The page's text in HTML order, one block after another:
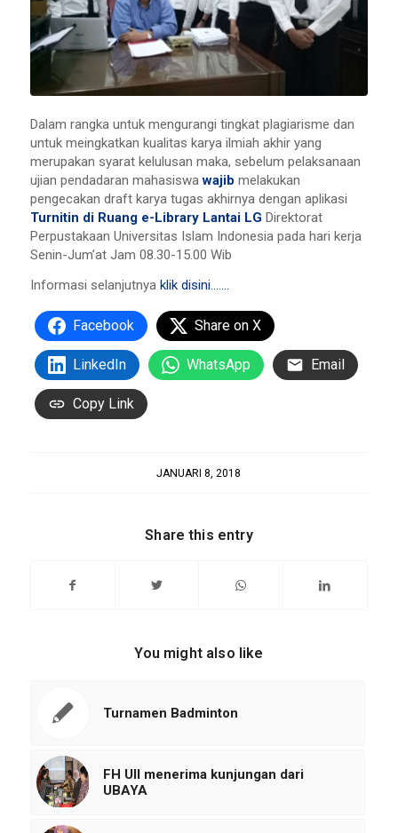
Dalam rangka untuk mengurangi tingkat plagiarisme dan
untuk meingkatkan kualitas karya ilmiah akhir yang
merupakan syarat kelulusan maka, sebelum pelaksanaan
ujian pendadaran mahasiswawajib melakukan
pengecakan draft karya tugas akhirnya dengan aplikasi
Turnitin di Ruang e-Library Lantai LG Direktorat
Perpustakaan Universitas Islam Indonesia pada hari kerja
Senin-Jum’at Jam 08.30-15.00 Wib
Informasi selanjutnya klik disini…….
Facebook Share on X
LinkedIn WhatsApp Email
Copy Link
JANUARI 8, 2018
Share this entry
You might also like
Turnamen Badminton
FH UII menerima kunjungan dari
UBAYA